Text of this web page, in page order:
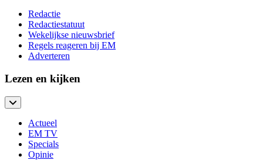
Redactie
Redactiestatuut
Wekelijkse nieuwsbrief
Regels reageren bij EM
Adverteren
Lezen en kijken
Actueel
EM TV
Specials
Opinie